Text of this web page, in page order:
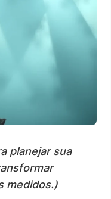
planejar sua
medidos.)